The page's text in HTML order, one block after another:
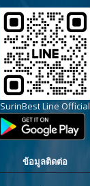
SurinBest Line Official
ข้อมูลติดต่อ